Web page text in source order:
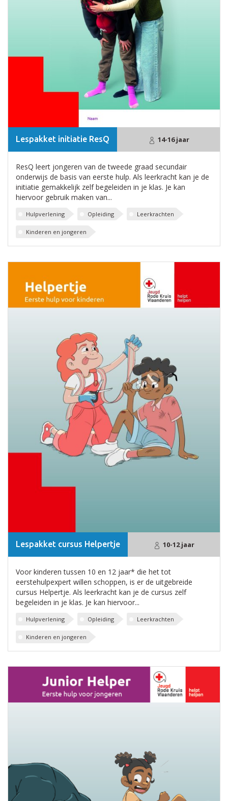
Lespakket initiatie ResQ 14-16 jaar
ResQ leert jongeren van de tweede graad secundair
onderwijs de basis van eerste hulp. Als leerkracht kan je de
initiatie gemakkelijk zelf begeleiden in je klas. Je kan
hiervoor gebruik maken van...
Hulpverlening Opleiding Leerkrachten
Kinderen en jongeren
Lespakket cursus Helpertje 10-12 jaar
Voor kinderen tussen 10 en 12 jaar* die het tot
eerstehulpexpert willen schoppen, is er de uitgebreide
cursus Helpertje. Als leerkracht kan je de cursus zelf
begeleiden in je klas. Je kan hiervoor...
Hulpverlening Opleiding Leerkrachten
Kinderen en jongeren